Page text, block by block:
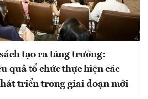
tạo ra tăng trưởng:
quả tổ chức thực hiện các
triển trong giai đoạn mới